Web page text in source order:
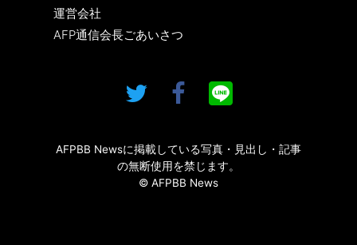
運営会社
AFP通信会長ごあいさつ
AFPBB Newsに掲載している写真・見出し・記事
の無断使用を禁じます。
© AFPBB News